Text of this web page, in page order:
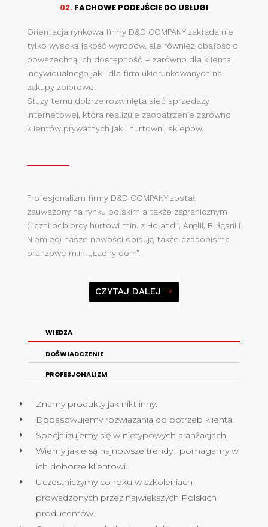
02.FACHOWE PODEJŚCIE DO USŁUGI
Orientacja rynkowa firmy D&D COMPANY zakłada nie
tylko wysoką jakość wyrobów, ale również dbałość o
powszechną ich dostępność – zarówno dla klienta
indywidualnego jak i dla firm ukierunkowanych na
zakupy zbiorowe.
Służy temu dobrze rozwinięta sieć sprzedaży
internetowej, która realizuje zaopatrzenie zarówno
klientów prywatnych jak i hurtowni, sklepów.
Profesjonalizm firmy D&D COMPANY został
zauważony na rynku polskim a także zagranicznym
(liczni odbiorcy hurtowi min. z Holandii, Anglii, Bułgarii i
Niemiec) nasze nowości opisują także czasopisma
branżowe m.in. „Ładny dom”.
CZYTAJ DALEJ
WIEDZA
DOŚWIADCZENIE
PROFESJONALIZM
Znamy produkty jak nikt inny.
Dopasowujemy rozwiązania do potrzeb klienta.
Specjalizujemy się w nietypowych aranżacjach.
Wiemy jakie są najnowsze trendy i pomagamy w
ich doborze klientowi.
Uczestniczymy co roku w szkoleniach
prowadzonych przez największych Polskich
producentów.